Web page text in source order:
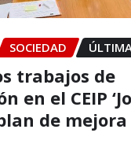
SOCIEDAD
trabajos de
en el CEIP
de mejora